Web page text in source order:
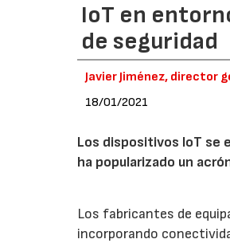
IoT en
de seguridad
Javier Jiménez, director
18/01/2021
Los dispositivos IoT se
ha popularizado un
Los fabricantes de
incorporando